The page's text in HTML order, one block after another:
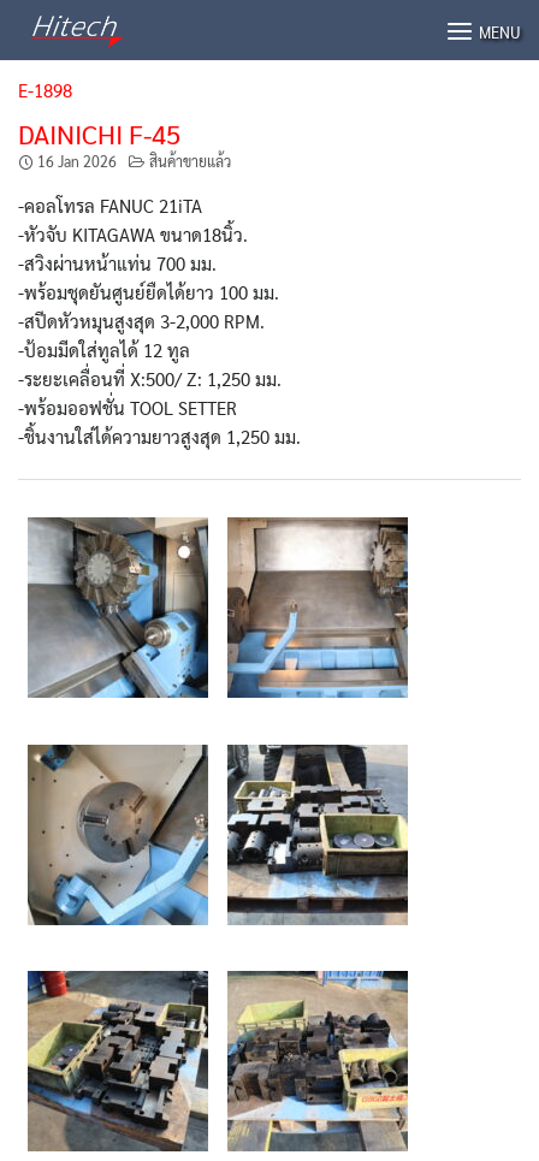
MENU
E-1898
DAINICHI F-45
16 Jan 2026 สินค้าขายแล้ว
-คอลโทรล FANUC 21iTA
-หัวจับ KITAGAWA ขนาด18นิ้ว.
-สวิงผ่านหน้าแท่น 700 มม.
-พร้อมชุดยันศูนย์ยืดได้ยาว 100 มม.
-สปีดหัวหมุนสูงสุด 3-2,000 RPM.
-ป้อมมีดใส่ทูลได้ 12 ทูล
-ระยะเคลื่อนที่ X:500/ Z: 1,250 มม.
-พร้อมออฟชั่น TOOL SETTER
-ชิ้นงานใส่ได้ความยาวสูงสุด 1,250 มม.